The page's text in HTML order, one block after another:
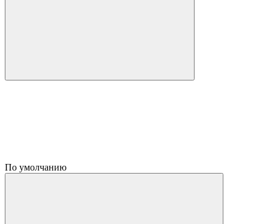
По умолчанию